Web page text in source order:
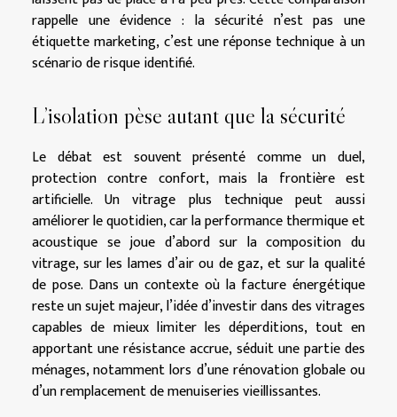
rappelle une évidence : la sécurité n’est pas une
étiquette marketing, c’est une réponse technique à un
scénario de risque identifié.
L’isolation pèse autant que la sécurité
Le débat est souvent présenté comme un duel,
protection contre confort, mais la frontière est
artificielle. Un vitrage plus technique peut aussi
améliorer le quotidien, car la performance thermique et
acoustique se joue d’abord sur la composition du
vitrage, sur les lames d’air ou de gaz, et sur la qualité
de pose. Dans un contexte où la facture énergétique
reste un sujet majeur, l’idée d’investir dans des vitrages
capables de mieux limiter les déperditions, tout en
apportant une résistance accrue, séduit une partie des
ménages, notamment lors d’une rénovation globale ou
d’un remplacement de menuiseries vieillissantes.